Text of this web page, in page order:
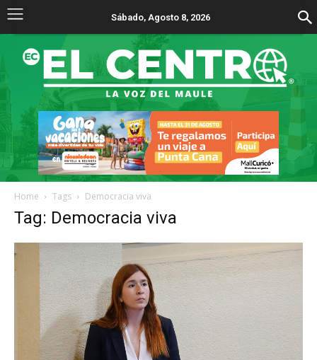
Sábado, Agosto 8, 2026
Home Tags Democracia viva
Tag: Democracia viva